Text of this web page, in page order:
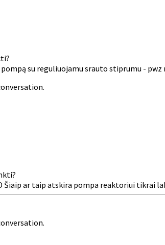
su reguliuojamu srauto stiprumu - pwz
Šiaip ar taip atskira pompa reaktoriui tikrai